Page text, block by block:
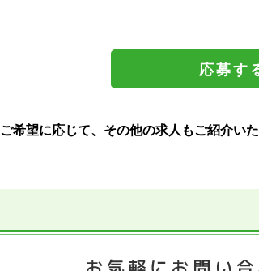
応募す
ご希望に応じて、その他の求人もご紹介い